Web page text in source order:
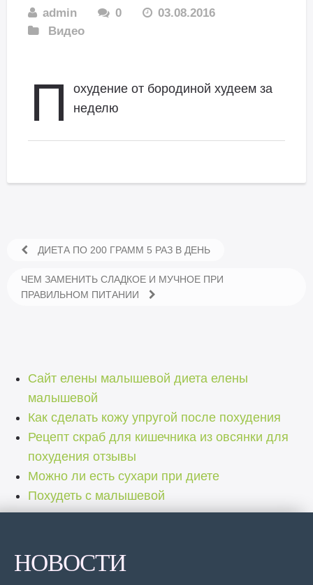
admin 0
03.08.2016
Видео
П
охудение от бородиной худеем за
неделю
ДИЕТА ПО 200 ГРАММ 5 РАЗ В ДЕНЬ
ЧЕМ ЗАМЕНИТЬ СЛАДКОЕ И МУЧНОЕ ПРИ
ПРАВИЛЬНОМ ПИТАНИИ
Сайт елены малышевой диета елены
малышевой
Как сделать кожу упругой после похудения
Рецепт скраб для кишечника из овсянки для
похудения отзывы
Можно ли есть сухари при диете
Похудеть с малышевой
НОВОСТИ